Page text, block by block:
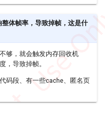
体帧率，导致掉帧，这是什
够，就会触发内存回收机
，导致掉帧。
码段、有一些cache、匿名页